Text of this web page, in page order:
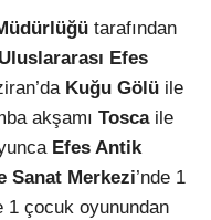
Pinterest
Dribbble
LinkedIn
tarafından
Uluslararası Efes
Kuğu Gölü ile
akşamı Toscaile
Efes Antik
Sanat Merkezi’nde 1
1 çocuk oyunundan